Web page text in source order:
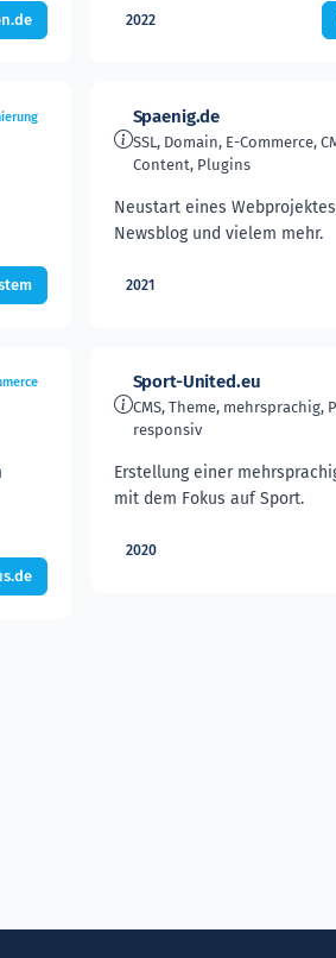
2022
Spaenig.de
SSL, Domain, E-Commerce,
Content, Plugins
Neustart eines
Newsblog und vielem mehr.
2021
Sport-United.eu
CMS, Theme, mehrsprachig,
responsiv
Erstellung einer
mit dem Fokus auf Sport.
2020